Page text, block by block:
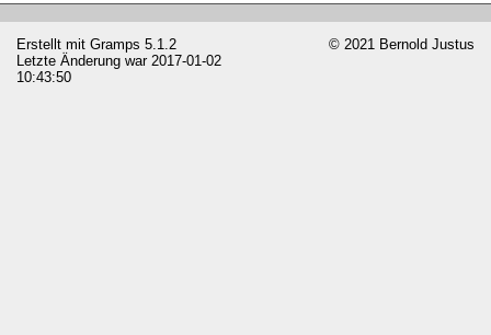
Erstellt mit Gramps 5.1.2
Letzte Änderung war 2017-01-02
10:43:50
© 2021 Bernold Justus